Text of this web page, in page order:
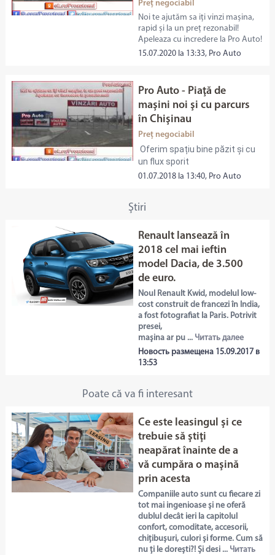
Preț negociabil
Noi te ajutăm sa iți vinzi mașina,
rapid și la un preț rezonabil!
Apeleaza cu incredere la Pro Auto!
15.07.2020 la 13:33, Pro Auto
Pro Auto - Piaţă de
maşini noi şi cu parcurs
în Chişinau
Preț negociabil
Oferim spațiu bine păzit și cu
un flux sporit
01.07.2018 la 13:40, Pro Auto
Ştiri
Renault lansează în
2018 cel mai ieftin
model Dacia, de 3.500
de euro.
Noul Renault Kwid, modelul low-
cost construit de francezi în India,
a fost fotografiat la Paris. Potrivit
presei,
maşina ar pu ... Читать далее
Новость размещена 15.09.2017 в
13:53
Poate că va fi interesant
Ce este leasingul şi ce
trebuie să ştiţi
neapărat înainte de a
vă cumpăra o maşină
prin acesta
Companiile auto sunt cu fiecare zi
tot mai ingenioase și ne oferă
dublul decât ieri la capitolul
confort, comoditate, accesorii,
chițibușuri, culori și forme. Cum să
nu ți le dorești?! Și desi ... Читать